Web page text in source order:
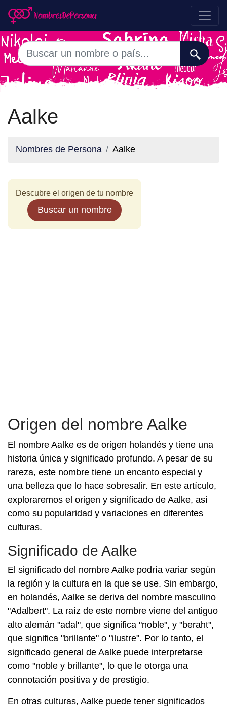
Aalke
Nombres de Persona Aalke
Descubre el origen de tu nombre
Buscar un nombre
Origen del nombre Aalke
El nombre Aalke es de origen holandés y tiene una
historia única y significado profundo. A pesar de su
rareza, este nombre tiene un encanto especial y
una belleza que lo hace sobresalir. En este artículo,
exploraremos el origen y significado de Aalke, así
como su popularidad y variaciones en diferentes
culturas.
Significado de Aalke
El significado del nombre Aalke podría variar según
la región y la cultura en la que se use. Sin embargo,
en holandés, Aalke se deriva del nombre masculino
"Adalbert". La raíz de este nombre viene del antiguo
alto alemán "adal", que significa "noble", y "beraht",
que significa "brillante" o "ilustre". Por lo tanto, el
significado general de Aalke puede interpretarse
como "noble y brillante", lo que le otorga una
connotación positiva y de prestigio.
En otras culturas, Aalke puede tener significados